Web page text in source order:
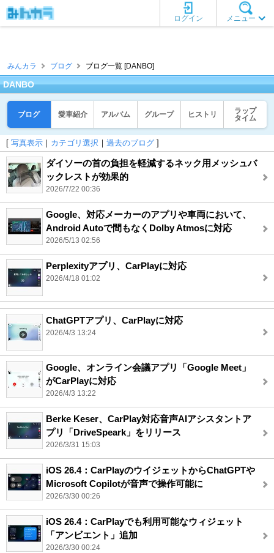
メニュー
ログイン
みんカラ ブログ ブログ一覧 [DANBO]
DANBO
ブログ 愛車紹介 アルバム グループ ヒストリ
ラップ
タイム
[ 写真表示 ｜ カテゴリ選択 ｜ 過去のブログ ]
ダイソーの首の負担を軽減するネック用メッシュバ
ックレストが効果的
2026/7/22 00:36
Google、対応メーカーのアプリや車両において、
Android Autoで間もなくDolby Atmosに対応
2026/5/13 02:56
Perplexityアプリ、CarPlayに対応
2026/4/18 01:02
ChatGPTアプリ、CarPlayに対応
2026/4/3 13:24
Google、オンライン会議アプリ「Google Meet」
がCarPlayに対応
2026/4/3 13:22
Berke Keser、CarPlay対応音声AIアシスタントア
プリ「DriveSpeark」をリリース
2026/3/31 15:03
iOS 26.4：CarPlayのウイジェットからChatGPTや
Microsoft Copilotが音声で操作可能に
2026/3/30 00:26
iOS 26.4：CarPlayでも利用可能なウィジェット
「アンビエント」追加
2026/3/30 00:24